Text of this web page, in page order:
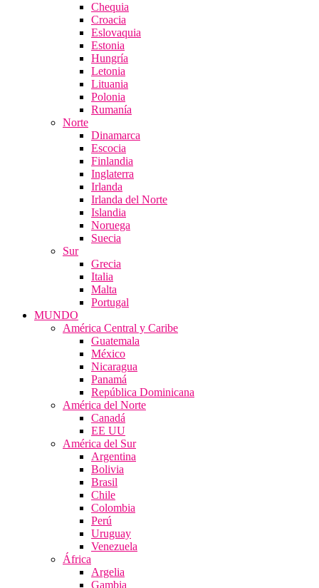
Chequia
Croacia
Eslovaquia
Estonia
Hungría
Letonia
Lituania
Polonia
Rumanía
Norte
Dinamarca
Escocia
Finlandia
Inglaterra
Irlanda
Irlanda del Norte
Islandia
Noruega
Suecia
Sur
Grecia
Italia
Malta
Portugal
MUNDO
América Central y Caribe
Guatemala
México
Nicaragua
Panamá
República Dominicana
América del Norte
Canadá
EE UU
América del Sur
Argentina
Bolivia
Brasil
Chile
Colombia
Perú
Uruguay
Venezuela
África
Argelia
Gambia